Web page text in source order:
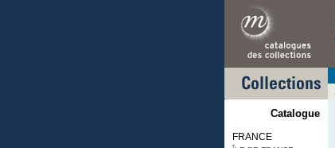
Catalogue
FRANCE